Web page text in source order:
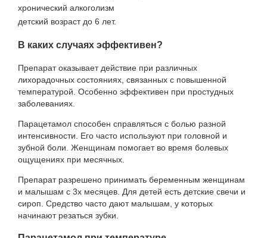
хронический алкоголизм
детский возраст до 6 лет.
В каких случаях эффективен?
Препарат оказывает действие при различных
лихорадочных состояниях, связанных с повышенной
температурой. Особенно эффективен при простудных
заболеваниях.
Парацетамол способен справляться с болью разной
интенсивности. Его часто используют при головной и
зубной боли. Женщинам помогает во время болевых
ощущениях при месячных.
Препарат разрешено принимать беременным женщинам
и малышам с 3х месяцев. Для детей есть детские свечи и
сироп. Средство часто дают малышам, у которых
начинают резаться зубки.